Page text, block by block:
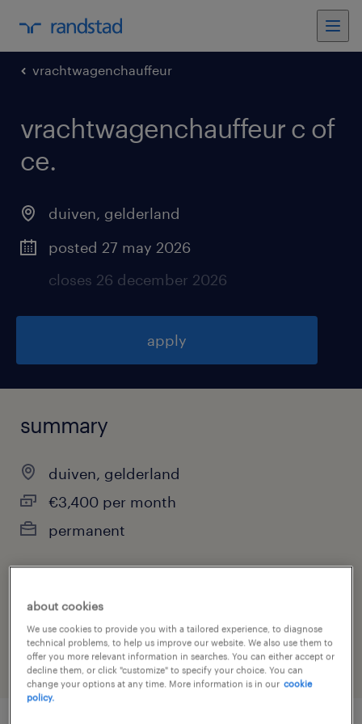
vrachtwagenchauffeur
vrachtwagenchauffeur c of
ce.
duiven, gelderland
posted 27 may 2026
closes 26 december 2026
apply
summary
duiven, gelderland
€3,400 per month
permanent
job category
other
about cookies
We use cookies to provide you with a tailored experience, to diagnose
technical problems, to help us improve our website. We also use them to
offer you more relevant information in searches. You can either accept or
decline them, or click "customize" to specify your choice. You can
change your options at any time. More information is in our cookie
policy.